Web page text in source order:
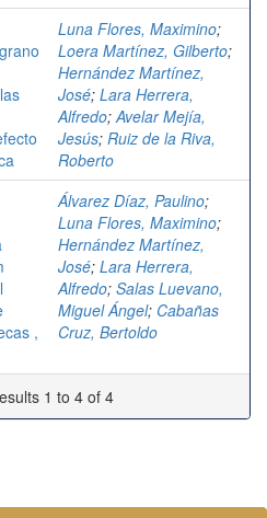
Luna Flores, Maximino;
Loera Martínez, Gilberto;
Hernández Martínez,
José; Lara Herrera,
Alfredo; Avelar Mejía,
Jesús; Ruiz de la Riva,
Roberto
,
Álvarez Díaz, Paulino;
Luna Flores, Maximino;
Hernández Martínez,
José; Lara Herrera,
Alfredo; Salas Luevano,
Miguel Ángel; Cabañas
Cruz, Bertoldo
1 to 4 of 4